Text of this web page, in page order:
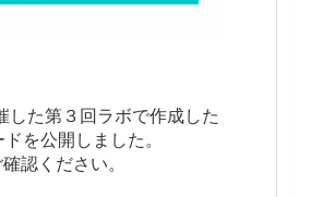
た第３回ラボで作成した
を公開しました。
認ください。